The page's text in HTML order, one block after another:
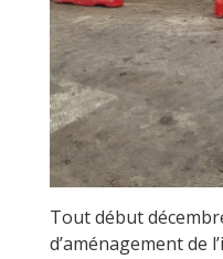
Tout début
d’aménagement de